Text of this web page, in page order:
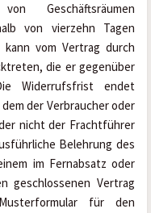
Geschäftsräumen
von vierzehn Tagen
vom Vertrag durch
die er gegenüber
Widerrufsfrist endet
der Verbraucher oder
nicht der Frachtführer
Belehrung des
im Fernabsatz oder
geschlossenen Vertrag
für den